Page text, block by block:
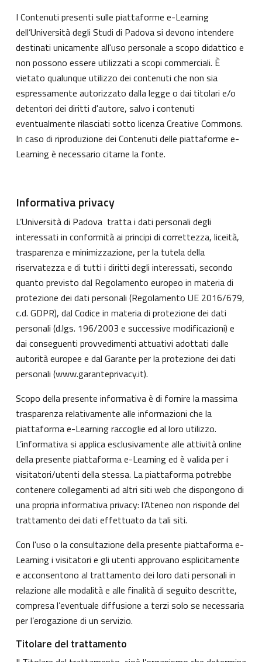
I Contenuti presenti sulle piattaforme e-Learning
dell’Università degli Studi di Padova si devono intendere
destinati unicamente all'uso personale a scopo didattico e
non possono essere utilizzati a scopi commerciali. È
vietato qualunque utilizzo dei contenuti che non sia
espressamente autorizzato dalla legge o dai titolari e/o
detentori dei diritti d'autore, salvo i contenuti
eventualmente rilasciati sotto licenza Creative Commons.
In caso di riproduzione dei Contenuti delle piattaforme e-
Learning è necessario citarne la fonte.
Informativa privacy
L’Università di Padova tratta i dati personali degli
interessati in conformità ai principi di correttezza, liceità,
trasparenza e minimizzazione, per la tutela della
riservatezza e di tutti i diritti degli interessati, secondo
quanto previsto dal Regolamento europeo in materia di
protezione dei dati personali (Regolamento UE 2016/679,
c.d. GDPR), dal Codice in materia di protezione dei dati
personali (d.lgs. 196/2003 e successive modificazioni) e
dai conseguenti provvedimenti attuativi adottati dalle
autorità europee e dal Garante per la protezione dei dati
personali (www.garanteprivacy.it).
Scopo della presente informativa è di fornire la massima
trasparenza relativamente alle informazioni che la
piattaforma e-Learning raccoglie ed al loro utilizzo.
L’informativa si applica esclusivamente alle attività online
della presente piattaforma e-Learning ed è valida per i
visitatori/utenti della stessa. La piattaforma potrebbe
contenere collegamenti ad altri siti web che dispongono di
una propria informativa privacy: l’Ateneo non risponde del
trattamento dei dati effettuato da tali siti.
Con l'uso o la consultazione della presente piattaforma e-
Learning i visitatori e gli utenti approvano esplicitamente
e acconsentono al trattamento dei loro dati personali in
relazione alle modalità e alle finalità di seguito descritte,
compresa l’eventuale diffusione a terzi solo se necessaria
per l’erogazione di un servizio.
Titolare del trattamento